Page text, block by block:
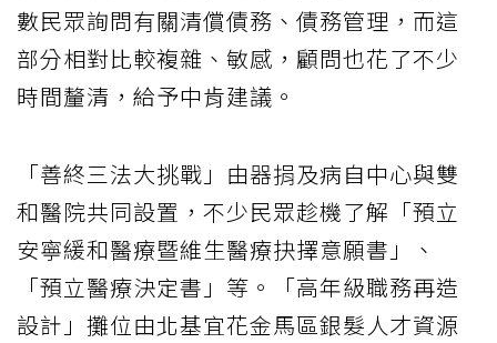
數民眾詢問有關清償債務、債務管理，而這
部分相對比較複雜、敏感，顧問也花了不少
時間釐清，給予中肯建議。
「善終三法大挑戰」由器捐及病自中心與雙
和醫院共同設置，不少民眾趁機了解「預立
安寧緩和醫療暨維生醫療抉擇意願書」、
「預立醫療決定書」等。「高年級職務再造
設計」攤位由北基宜花金馬區銀髮人才資源